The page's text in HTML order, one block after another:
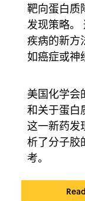
靶向蛋白质
发现策略。
疾病的新方
如癌症或神
美国化学会
和关于蛋白
这一新药发
析了分子胶
考。